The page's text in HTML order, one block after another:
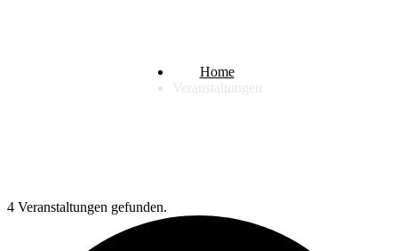
Home
Veranstaltungen
4 Veranstaltungen gefunden.